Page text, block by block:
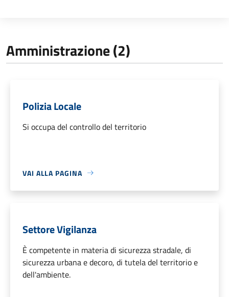
Amministrazione (2)
Polizia Locale
Si occupa del controllo del territorio
VAI ALLA PAGINA
Settore Vigilanza
È competente in materia di sicurezza stradale, di
sicurezza urbana e decoro, di tutela del territorio e
dell'ambiente.